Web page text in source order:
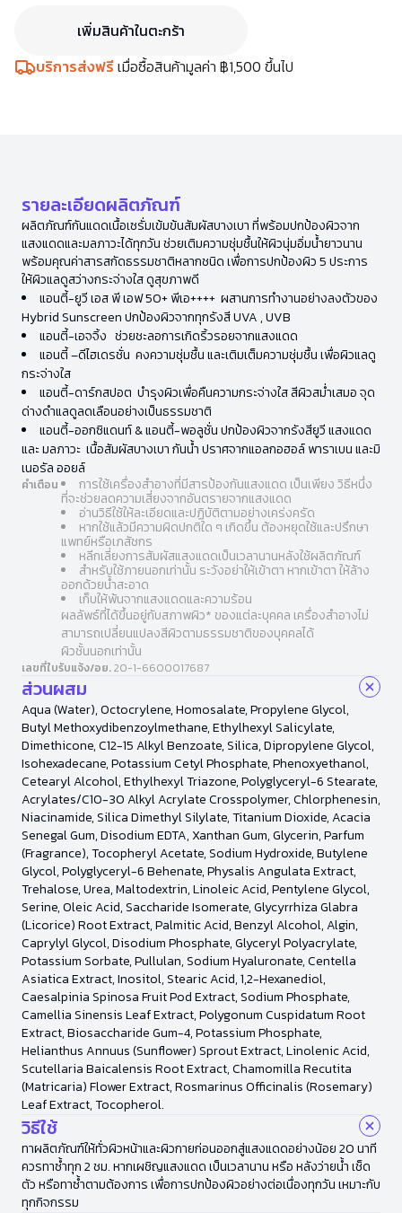
เพิ่มสินค้าในตะกร้า
บริการส่งฟรีเมื่อซื้อสินค้ามูลค่า ฿1,500 ขึ้นไป
รายละเอียดผลิตภัณฑ์
ผลิตภัณฑ์กันแดดเนื้อเซรั่มเข้มข้นสัมผัสบางเบา ที่พร้อมปกป้องผิวจาก
แสงแดดและมลภาวะได้ทุกวัน ช่วยเติมความชุ่มชื้นให้ผิวนุ่มอิ่มน้ำยาวนาน
พร้อมคุณค่าสารสกัดธรรมชาติหลากชนิด เพื่อการปกป้องผิว 5 ประการ
ให้ผิวแลดูสว่างกระจ่างใส ดูสุขภาพดี
แอนตี้-ยูวี เอส พี เอฟ 50+ พีเอ++++ ผสานการทำงานอย่างลงตัวของ
Hybrid Sunscreen ปกป้องผิวจากทุกรังสี UVA , UVB
แอนตี้-เอจจิ้ง ช่วยชะลอการเกิดริ้วรอยจากแสงแดด
แอนตี้ –ดีไฮเดรชั่น คงความชุ่มชื้น และเติมเต็มความชุ่มชื้น เพื่อผิวแลดู
กระจ่างใส
แอนตี้-ดาร์กสปอต บำรุงผิวเพื่อคืนความกระจ่างใส สีผิวสม่ำเสมอ จุด
ด่างดำแลดูลดเลือนอย่างเป็นธรรมชาติ
แอนตี้-ออกซิแดนท์ & แอนตี้-พอลูชั่น ปกป้องผิวจากรังสียูวี แสงแดด
และ มลภาวะ เนื้อสัมผัสบางเบา กันน้ำ ปราศจากแอลกอฮอล์ พาราเบน และมิ
เนอรัล ออยล์
คำเตือน การใช้เครื่องสำอางที่มีสารป้องกันแสงแดด เป็นเพียง วิธีหนึ่ง
ที่จะช่วยลดความเสี่ยงจากอันตรายจากแสงแดด
อ่านวิธีใช้ให้ละเอียดและปฏิบัติตามอย่างเคร่งครัด
หากใช้แล้วมีความผิดปกติใด ๆ เกิดขึ้น ต้องหยุดใช้และปรึกษา
แพทย์หรือเภสัชกร
หลีกเลี่ยงการสัมผัสแสงแดดเป็นเวลานานหลังใช้ผลิตภัณฑ์
สำหรับใช้ภายนอกเท่านั้น ระวังอย่าให้เข้าตา หากเข้าตา ให้ล้าง
ออกด้วยน้ำสะอาด
เก็บให้พ้นจากแสงแดดและความร้อน
ผลลัพธ์ที่ได้ขึ้นอยู่กับสภาพผิว* ของแต่ละบุคคล เครื่องสำอางไม่
สามารถเปลี่ยนแปลงสีผิวตามธรรมชาติของบุคคลได้
ผิวชั้นนอกเท่านั้น
เลขที่ใบรับแจ้ง/อย.20-1-6600017687
ส่วนผสม
Aqua (Water), Octocrylene, Homosalate, Propylene Glycol,
Butyl Methoxydibenzoylmethane, Ethylhexyl Salicylate,
Dimethicone, C12-15 Alkyl Benzoate, Silica, Dipropylene Glycol,
Isohexadecane, Potassium Cetyl Phosphate, Phenoxyethanol,
Cetearyl Alcohol, Ethylhexyl Triazone, Polyglyceryl-6 Stearate,
Acrylates/C10-30 Alkyl Acrylate Crosspolymer, Chlorphenesin,
Niacinamide, Silica Dimethyl Silylate, Titanium Dioxide, Acacia
Senegal Gum, Disodium EDTA, Xanthan Gum, Glycerin, Parfum
(Fragrance), Tocopheryl Acetate, Sodium Hydroxide, Butylene
Glycol, Polyglyceryl-6 Behenate, Physalis Angulata Extract,
Trehalose, Urea, Maltodextrin, Linoleic Acid, Pentylene Glycol,
Serine, Oleic Acid, Saccharide Isomerate, Glycyrrhiza Glabra
(Licorice) Root Extract, Palmitic Acid, Benzyl Alcohol, Algin,
Caprylyl Glycol, Disodium Phosphate, Glyceryl Polyacrylate,
Potassium Sorbate, Pullulan, Sodium Hyaluronate, Centella
Asiatica Extract, Inositol, Stearic Acid, 1,2-Hexanediol,
Caesalpinia Spinosa Fruit Pod Extract, Sodium Phosphate,
Camellia Sinensis Leaf Extract, Polygonum Cuspidatum Root
Extract, Biosaccharide Gum-4, Potassium Phosphate,
Helianthus Annuus (Sunflower) Sprout Extract, Linolenic Acid,
Scutellaria Baicalensis Root Extract, Chamomilla Recutita
(Matricaria) Flower Extract, Rosmarinus Officinalis (Rosemary)
Leaf Extract, Tocopherol.
วิธีใช้
ทาผลิตภัณฑ์ให้ทั่วผิวหน้าและผิวกายก่อนออกสู่แสงแดดอย่างน้อย 20 นาที
ควรทาซ้ำทุก 2 ชม. หากเผชิญแสงแดด เป็นเวลานาน หรือ หลังว่ายน้ำ เช็ด
ตัว หรือทาซ้ำตามต้องการ เพื่อการปกป้องผิวอย่างต่อเนื่องทุกวัน เหมาะกับ
ทุกกิจกรรม